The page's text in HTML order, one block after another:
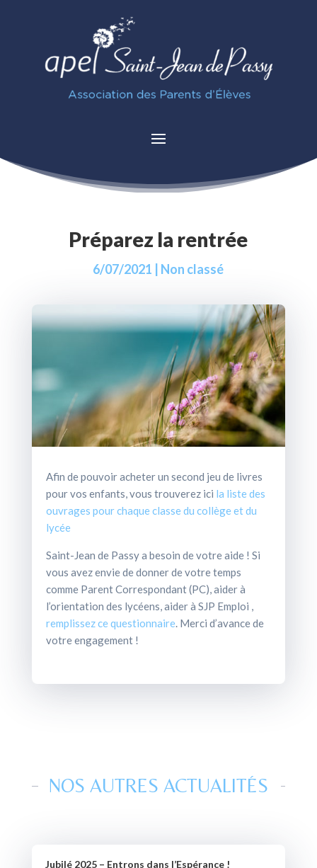
Préparez la rentrée
6/07/2021 Non classé
Afin de pouvoir acheter un second jeu de livres
pour vos enfants, vous trouverez ici la liste des
ouvrages pour chaque classe du collège et du
lycée
Saint-Jean de Passy a besoin de votre aide ! Si
vous avez envie de donner de votre temps
comme Parent Correspondant (PC), aider à
l’orientation des lycéens, aider à SJP Emploi ,
remplissez ce questionnaire. Merci d’avance de
votre engagement !
NOS AUTRES ACTUALITÉS
Jubilé 2025 – Entrons dans l’Espérance !